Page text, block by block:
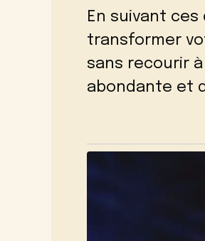
En suivant
transformer
sans recourir
abondante et